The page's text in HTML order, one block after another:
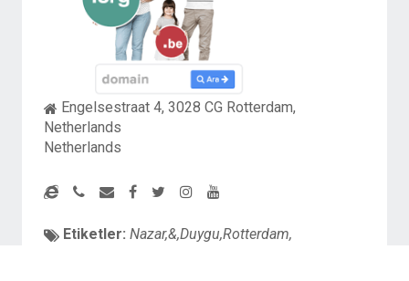
Engelsestraat 4, 3028 CG Rotterdam,
Netherlands
Netherlands
Etiketler: Nazar,&,Duygu,Rotterdam,